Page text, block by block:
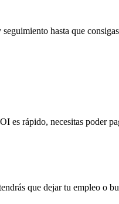
hasta que
es rápido, necesitas poder
que dejar tu empleo o